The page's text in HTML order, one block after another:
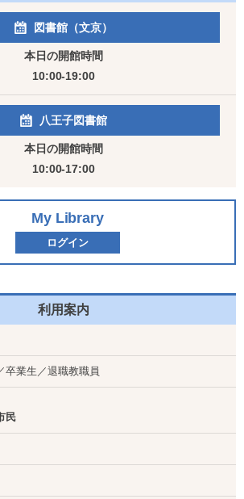
図書館（文京）
本日の開館時間
10:00-19:00
八王子図書館
本日の開館時間
10:00-17:00
My Library
ログイン
利用案内
卒業生／退職教職員
民